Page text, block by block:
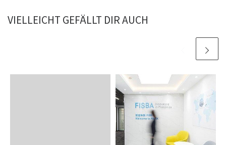
VIELLEICHT GEFÄLLT DIR AUCH